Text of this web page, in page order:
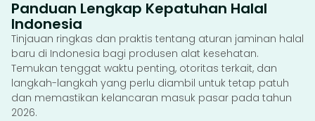
Panduan Lengkap Kepatuhan Halal
Indonesia
Tinjauan ringkas dan praktis tentang aturan jaminan halal
baru di Indonesia bagi produsen alat kesehatan.
Temukan tenggat waktu penting, otoritas terkait, dan
langkah-langkah yang perlu diambil untuk tetap patuh
dan memastikan kelancaran masuk pasar pada tahun
2026.